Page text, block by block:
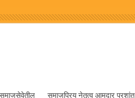
समाजप्रिय नेतृत्व आमदार प्रशांत